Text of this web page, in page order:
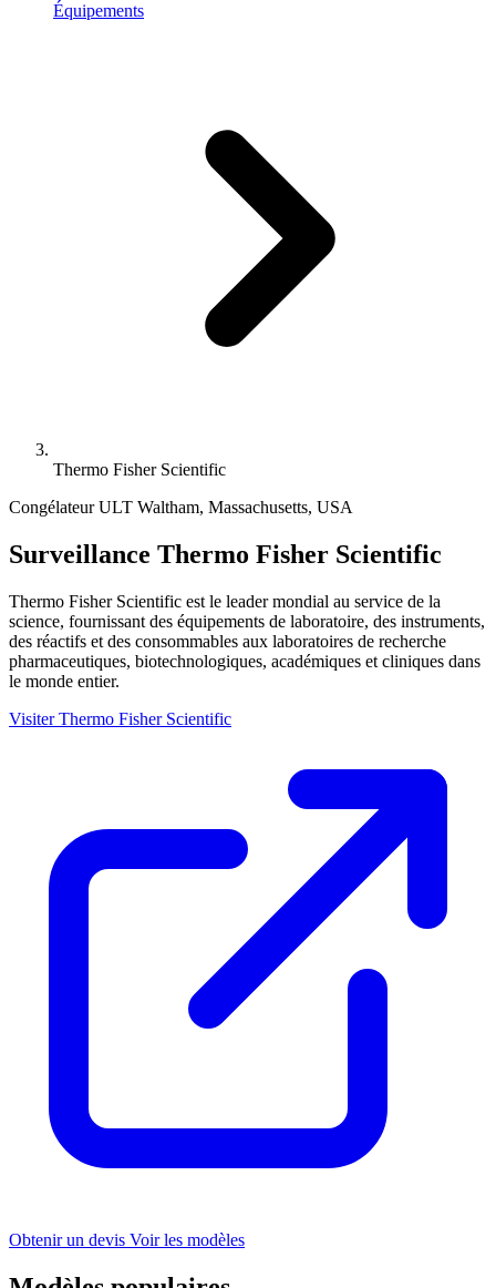
Équipements
Thermo Fisher Scientific
Congélateur ULT Waltham, Massachusetts, USA
Surveillance Thermo Fisher Scientific
Thermo Fisher Scientific est le leader mondial au service de la
science, fournissant des équipements de laboratoire, des instruments,
des réactifs et des consommables aux laboratoires de recherche
pharmaceutiques, biotechnologiques, académiques et cliniques dans
le monde entier.
Visiter Thermo Fisher Scientific
Obtenir un devis Voir les modèles